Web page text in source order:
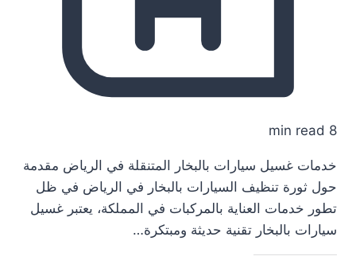
8 min read
خدمات غسيل سيارات بالبخار المتنقلة في الرياض مقدمة
حول ثورة تنظيف السيارات بالبخار في الرياض في ظل
تطور خدمات العناية بالمركبات في المملكة، يعتبر غسيل
سيارات بالبخار تقنية حديثة ومبتكرة…